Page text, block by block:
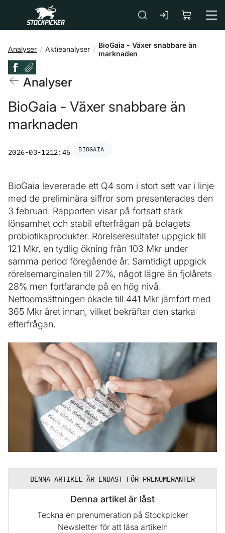
Gå till huvudinnehåll
Analyser Aktieanalyser
BioGaia - Växer snabbare än
marknaden
Analyser
BioGaia - Växer snabbare än
marknaden
2026-03-1212:45 BIOGAIA
BioGaia levererade ett Q4 som i stort sett var i linje
med de preliminära siffror som presenterades den
3 februari. Rapporten visar på fortsatt stark
lönsamhet och stabil efterfrågan på bolagets
probiotikaprodukter. Rörelseresultatet uppgick till
121 Mkr, en tydlig ökning från 103 Mkr under
samma period föregående år. Samtidigt uppgick
rörelsemarginalen till 27%, något lägre än fjolårets
28% men fortfarande på en hög nivå.
Nettoomsättningen ökade till 441 Mkr jämfört med
365 Mkr året innan, vilket bekräftar den starka
efterfrågan.
DENNA ARTIKEL ÄR ENDAST FÖR PRENUMERANTER
Denna artikel är låst
Teckna en prenumeration på Stockpicker
Newsletter för att läsa artikeln